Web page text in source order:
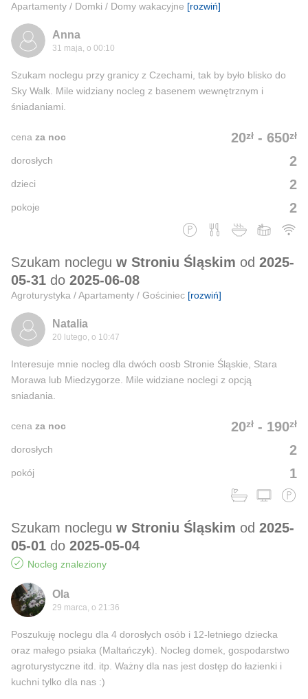
Apartamenty / Domki / Domy wakacyjne [rozwiń]
Anna
31 maja, o 00:10
Szukam noclegu przy granicy z Czechami, tak by było blisko do
Sky Walk. Mile widziany nocleg z basenem wewnętrznym i
śniadaniami.
20zł - 650zł
cena za noc
2
dorosłych
2
dzieci
2
pokoje
Szukam noclegu w Stroniu Śląskim od 2025-
05-31 do 2025-06-08
Agroturystyka / Apartamenty / Gościniec [rozwiń]
Natalia
20 lutego, o 10:47
Interesuje mnie nocleg dla dwóch oosb Stronie Śląskie, Stara
Morawa lub Miedzygorze. Mile widziane noclegi z opcją
sniadania.
20zł - 190zł
cena za noc
2
dorosłych
1
pokój
Szukam noclegu w Stroniu Śląskim od 2025-
05-01 do 2025-05-04
Nocleg znaleziony
Ola
29 marca, o 21:36
Poszukuję noclegu dla 4 dorosłych osób i 12-letniego dziecka
oraz małego psiaka (Maltańczyk). Nocleg domek, gospodarstwo
agroturystyczne itd. itp. Ważny dla nas jest dostęp do łazienki i
kuchni tylko dla nas :)